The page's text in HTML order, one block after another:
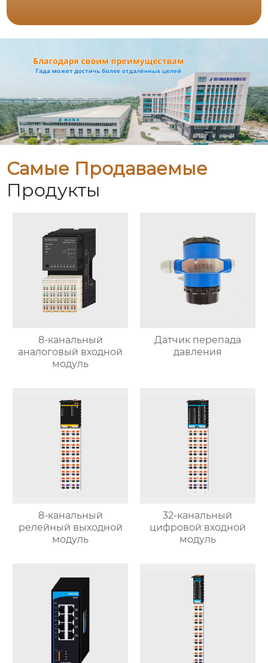
Самые Продаваемые
Продукты
8-канальный
аналоговый входной
модуль
Датчик перепада
давления
8-канальный
релейный выходной
модуль
32-канальный
цифровой входной
модуль